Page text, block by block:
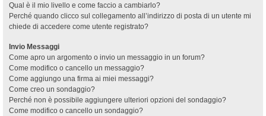
Qual è il mio livello e come faccio a cambiarlo?
Perché quando clicco sul collegamento all’indirizzo di posta di un utente mi
chiede di accedere come utente registrato?
Invio Messaggi
Come apro un argomento o invio un messaggio in un forum?
Come modifico o cancello un messaggio?
Come aggiungo una firma ai miei messaggi?
Come creo un sondaggio?
Perché non è possibile aggiungere ulteriori opzioni del sondaggio?
Come modifico o cancello un sondaggio?